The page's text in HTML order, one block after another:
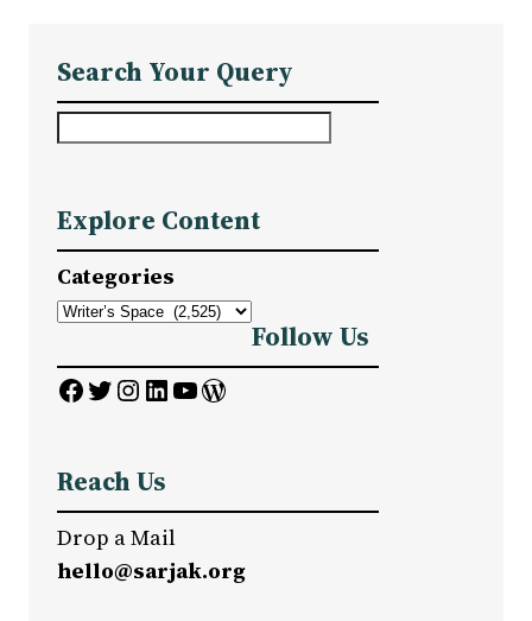
Search Your Query
r
c
h
Explore Content
Categories
Follow Us
Facebook Twitter InstagramLinkedIn YouTube WordPress
Reach Us
Drop a Mail
hello@sarjak.org